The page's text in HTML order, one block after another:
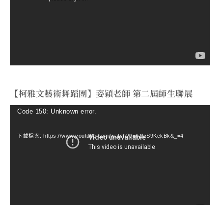
【柯雅文藝術舞蹈團】姿穎老師 第二屆師生聯展
視Code 150: Unknown error.
下載檔案: https://www.youtube.com/watch?v=ealcS9KekBk&_=4